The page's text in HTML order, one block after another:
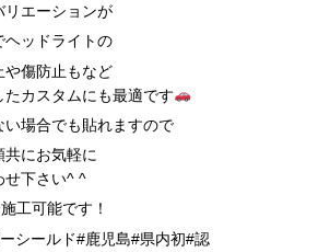
リエーションが
ヘッドライトの
や傷防止もなど
たカスタムにも最適です
い場合でも貼れますので
共にお気軽に
せ下さい^ ^
工可能です！
シールド#鹿児島#県内初#認